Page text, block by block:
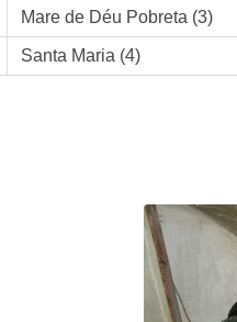
Mare de Déu Pobreta (3)
Santa Maria (4)